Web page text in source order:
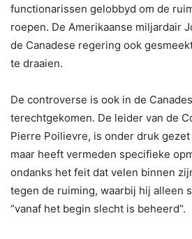
functionarissen gelobbyd om de
roepen. De Amerikaanse miljardair
de Canadese regering ook
te draaien.
De controverse is ook in de
terechtgekomen. De leider van de
Pierre Poilievre, is onder druk
maar heeft vermeden specifieke
ondanks het feit dat velen binnen
tegen de ruiming, waarbij hij alleen
“vanaf het begin slecht is beheerd”.